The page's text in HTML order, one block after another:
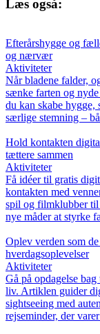
Læs også:
Efterårshygge og
og nærvær
Aktiviteter
Når bladene falder,
sænke farten og
du kan skabe
særlige stemning –
Hold kontakten
tættere sammen
Aktiviteter
Få idéer til gratis
kontakten med
spil og filmklubber
nye måder at styrke
Oplev verden som
hverdagsoplevelser
Aktiviteter
Gå på opdagelse
liv. Artiklen guider
sightseeing med
rejseminder, der